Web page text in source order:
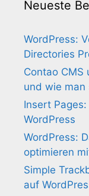
Neueste
WordPress:
Directories
Contao CMS
und wie man
Insert
WordPress
WordPress:
optimieren
Simple
auf